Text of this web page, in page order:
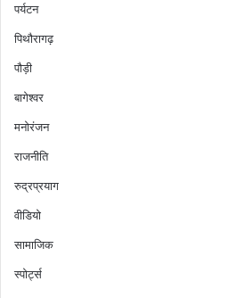
पर्यटन
पिथौरागढ़
पौड़ी
बागेश्वर
मनोरंजन
राजनीति
रुद्रप्रयाग
वीडियो
सामाजिक
स्पोर्ट्स